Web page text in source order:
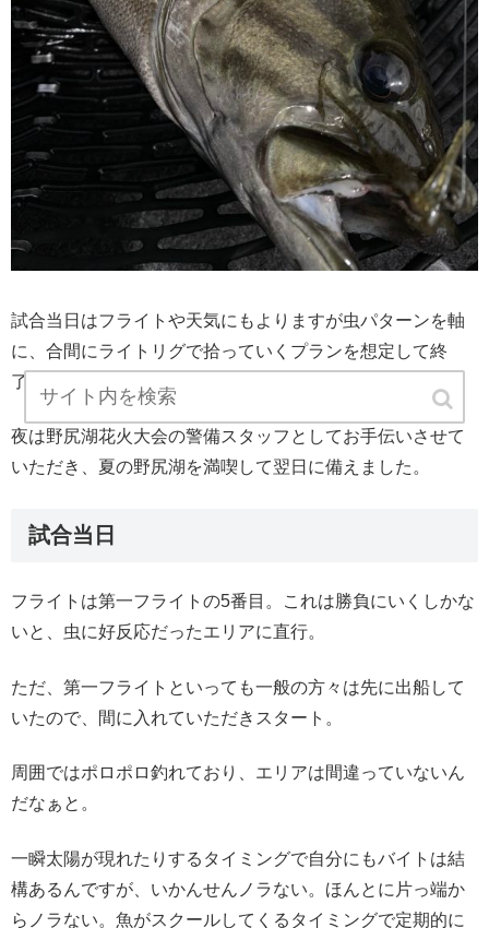
試合当日はフライトや天気にもよりますが虫パターンを軸
に、合間にライトリグで拾っていくプランを想定して終
了。
夜は野尻湖花火大会の警備スタッフとしてお手伝いさせて
いただき、夏の野尻湖を満喫して翌日に備えました。
試合当日
フライトは第一フライトの5番目。これは勝負にいくしかな
いと、虫に好反応だったエリアに直行。
ただ、第一フライトといっても一般の方々は先に出船して
いたので、間に入れていただきスタート。
周囲ではポロポロ釣れており、エリアは間違っていないん
だなぁと。
一瞬太陽が現れたりするタイミングで自分にもバイトは結
構あるんですが、いかんせんノラない。ほんとに片っ端か
らノラない。魚がスクールしてくるタイミングで定期的に